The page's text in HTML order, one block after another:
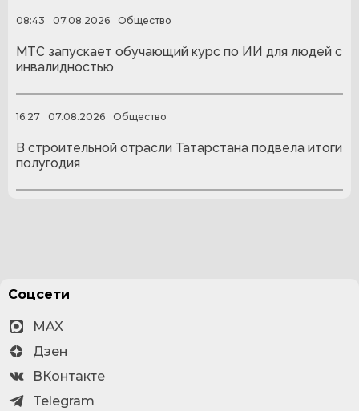
08:43 07.08.2026 Общество
МТС запускает обучающий курс по ИИ для людей с
инвалидностью
16:27 07.08.2026 Общество
В строительной отрасли Татарстана подвела итоги
полугодия
Соцсети
MAX
Дзен
ВКонтакте
Telegram